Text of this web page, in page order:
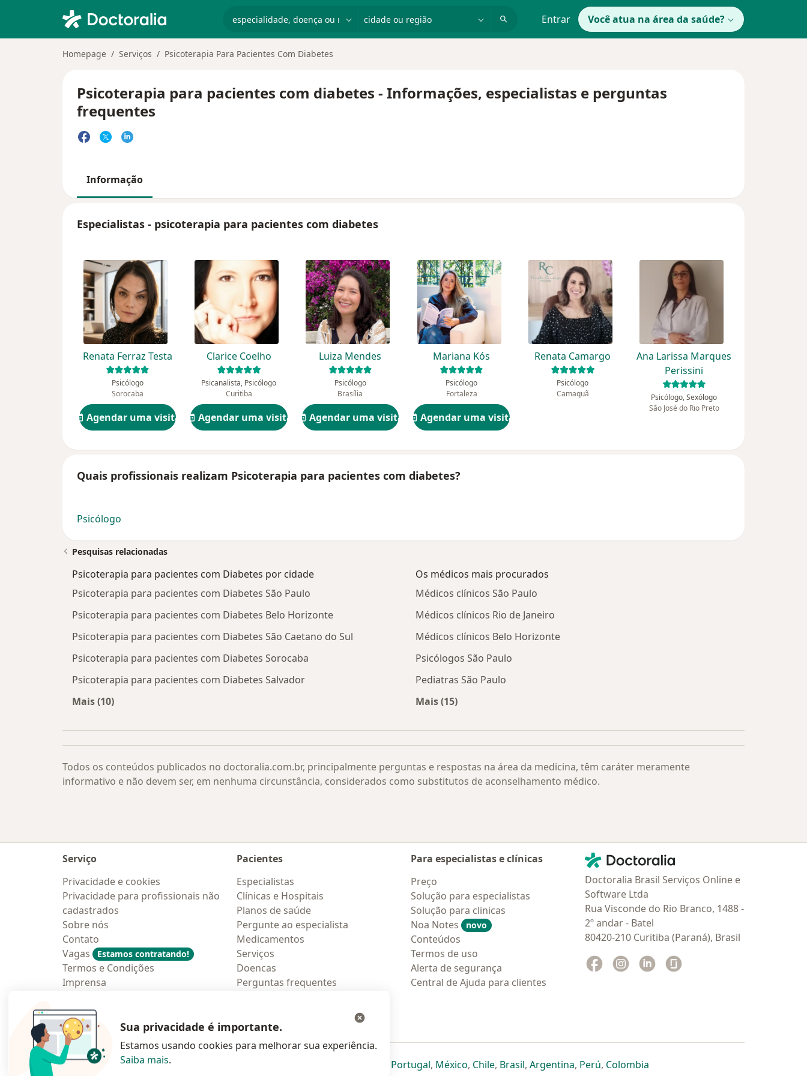
Entrar Você atua na área da saúde?
Homepage Serviços Psicoterapia Para Pacientes Com Diabetes
Psicoterapia para pacientes com diabetes - Informações, especialistas e perguntas
frequentes
Informação
Especialistas - psicoterapia para pacientes com diabetes
Renata Ferraz Testa
Psicólogo
Sorocaba
Agendar uma visita
Clarice Coelho
Psicanalista, Psicólogo
Curitiba
Agendar uma visita
Luiza Mendes
Psicólogo
Brasília
Agendar uma visita
Mariana Kós
Psicólogo
Fortaleza
Agendar uma visita
Renata Camargo
Psicólogo
Camaquã
Ana Larissa Marques
Perissini
Psicólogo, Sexólogo
São José do Rio Preto
Quais profissionais realizam Psicoterapia para pacientes com diabetes?
Psicólogo
Pesquisas relacionadas
Psicoterapia para pacientes com Diabetes por cidade
Psicoterapia para pacientes com Diabetes São Paulo
Psicoterapia para pacientes com Diabetes Belo Horizonte
Psicoterapia para pacientes com Diabetes São Caetano do Sul
Psicoterapia para pacientes com Diabetes Sorocaba
Psicoterapia para pacientes com Diabetes Salvador
Mais (10)
Os médicos mais procurados
Médicos clínicos São Paulo
Médicos clínicos Rio de Janeiro
Médicos clínicos Belo Horizonte
Psicólogos São Paulo
Pediatras São Paulo
Mais (15)
Todos os conteúdos publicados no doctoralia.com.br, principalmente perguntas e respostas na área da medicina, têm caráter meramente
informativo e não devem ser, em nenhuma circunstância, considerados como substitutos de aconselhamento médico.
Serviço
Privacidade e cookies
Privacidade para profissionais não
cadastrados
Sobre nós
Contato
Vagas
Estamos contratando!
Termos e Condições
Imprensa
Pacientes
Especialistas
Clínicas e Hospitais
Planos de saúde
Pergunte ao especialista
Medicamentos
Serviços
Doencas
Perguntas frequentes
Para especialistas e clínicas
Preço
Solução para especialistas
Solução para clinicas
Noa Notes
novo
Conteúdos
Termos de uso
Alerta de segurança
Central de Ajuda para clientes
Contato
Doctoralia - Homepage
Doctoralia Brasil Serviços Online e
Software Ltda
Rua Visconde do Rio Branco, 1488 -
2º andar - Batel
80420-210 Curitiba (Paraná), Brasil
Facebook
abre num novo separador
Instagram
abre num novo separador
Linkedin
abre num novo separador
Polska abre num novo separadorabre num novo separador
abre num novo separador
Portugalabre num novo separador
, Méxicoabre num novo separador
, Chileabre num novo separador
, Brasilabre num novo separador
, Argentinaabre num novo separador
, Perúabre num novo separador
, Colombiaabre num novo separador
Sua privacidade é importante.
Estamos usando cookies para melhorar sua experiência.
Saiba mais.